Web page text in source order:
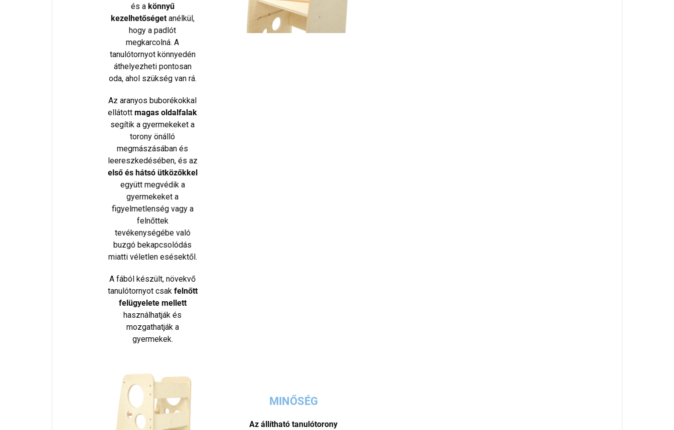
és a könnyű
kezelhetőségetanélkül,
hogy a padlót
megkarcolná. A
tanulótornyot könnyedén
áthelyezheti pontosan
oda, ahol szükség van rá.
Az aranyos buborékokkal
ellátottmagas oldalfalak
segítik a gyermekeket a
torony önálló
megmászásában és
leereszkedésében, és az
első és hátsó ütközőkkel
együtt megvédik a
gyermekeket a
figyelmetlenség vagy a
felnőttek
tevékenységébe való
buzgó bekapcsolódás
miatti véletlen esésektől.
A fából készült, növekvő
tanulótornyot csak felnőtt
felügyelete mellett
használhatják és
mozgathatják a
gyermekek.
MINŐSÉG
Az állítható tanulótorony